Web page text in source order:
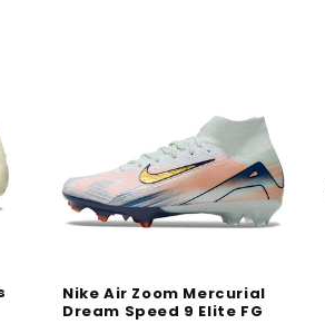
Nike Air Zoom Mercurial
Dream Speed 9 Elite FG